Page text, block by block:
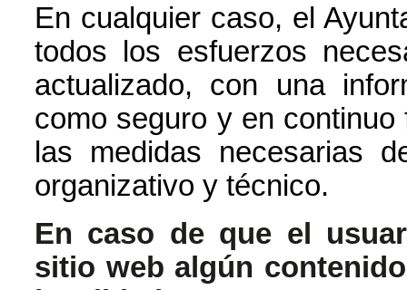
En cualquier caso, el
todos los esfuerzos
actualizado, con una
como seguro y en
las medidas necesarias
organizativo y técnico.
En caso de que el
sitio web algún